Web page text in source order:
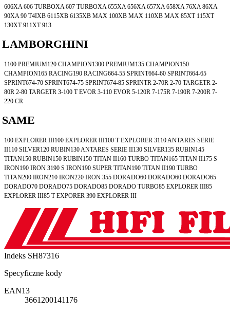
606XA 606 TURBOXA 607 TURBOXA 655XA 656XA 657XA 658XA 76XA 86XA
90XA 90 T4IXB 6115XB 6135XB MAX 100XB MAX 110XB MAX 85XT 115XT
130XT 911XT 913
LAMBORGHINI
1100 PREMIUM120 CHAMPION1300 PREMIUM135 CHAMPION150
CHAMPION165 RACING190 RACING664-55 SPRINT664-60 SPRINT664-65
SPRINT674-70 SPRINT674-75 SPRINT674-85 SPRINTR 2-70R 2-70 TARGETR 2-
80R 2-80 TARGETR 3-100 T EVOR 3-110 EVOR 5-120R 7-175R 7-190R 7-200R 7-
220 CR
SAME
100 EXPLORER III100 EXPLORER III100 T EXPLORER 3110 ANTARES SERIE
II110 SILVER120 RUBIN130 ANTARES SERIE II130 SILVER135 RUBIN145
TITAN150 RUBIN150 RUBIN150 TITAN II160 TURBO TITAN165 TITAN II175 S
IRON190 IRON 3190 S IRON190 SUPER TITAN190 TITAN II190 TURBO
TITAN200 IRON210 IRON220 IRON 355 DORADO60 DORADO60 DORADO65
DORADO70 DORADO75 DORADO85 DORADO TURBO85 EXPLORER III85
EXPLORER III85 T EXPORER 390 EXPLORER III
Indeks SH87316
Specyficzne kody
EAN13
3661200141176